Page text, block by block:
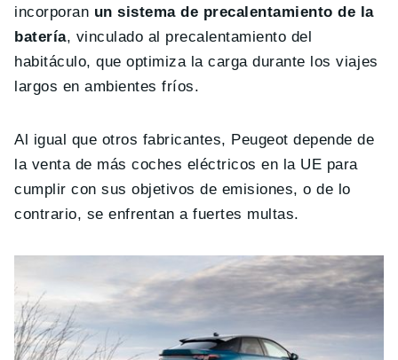
incorporan un sistema de precalentamiento de la
batería, vinculado al precalentamiento del
habitáculo, que optimiza la carga durante los viajes
largos en ambientes fríos.
Al igual que otros fabricantes, Peugeot depende de
la venta de más coches eléctricos en la UE para
cumplir con sus objetivos de emisiones, o de lo
contrario, se enfrentan a fuertes multas.